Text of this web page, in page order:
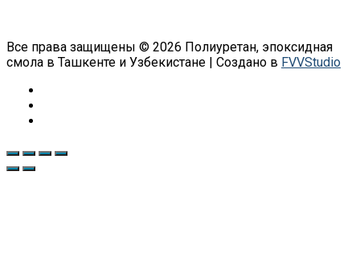
Все права защищены © 2026 Полиуретан, эпоксидная
смола в Ташкенте и Узбекистане | Создано в FVVStudio